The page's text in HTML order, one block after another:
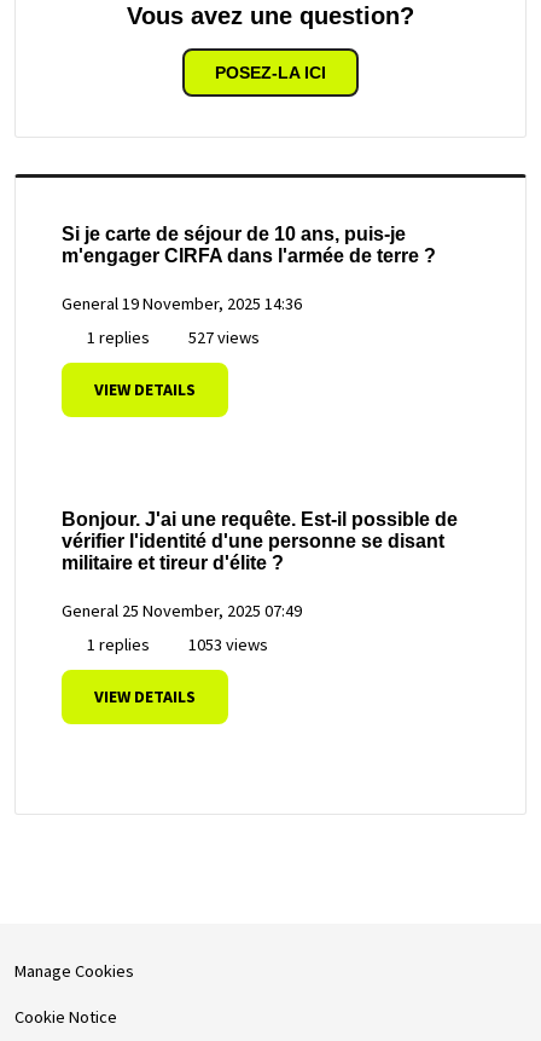
Vous avez une question?
POSEZ-LA ICI
Si je carte de séjour de 10 ans, puis-je
m'engager CIRFA dans l'armée de terre ?
General 19 November, 2025 14:36
1 replies
527 views
VIEW DETAILS
Bonjour. J'ai une requête. Est-il possible de
vérifier l'identité d'une personne se disant
militaire et tireur d'élite ?
General 25 November, 2025 07:49
1 replies
1053 views
VIEW DETAILS
Manage Cookies
Cookie Notice